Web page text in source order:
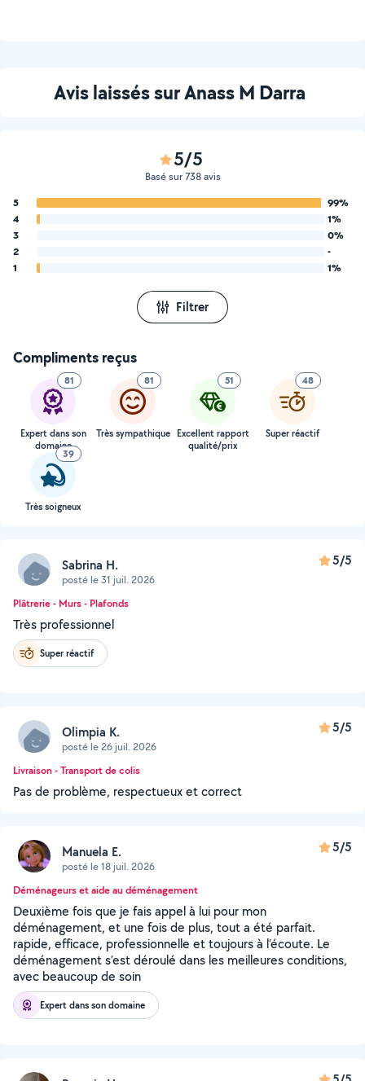
Avis laissés sur Anass M Darra
5/5
Basé sur 738 avis
5
99%
4
1%
3
0%
2
-
1
1%
Filtrer
Compliments reçus
81
Expert dans son
domaine
81
Très sympathique
51
Excellent rapport
qualité/prix
48
Super réactif
39
Très soigneux
Sabrina H.
posté le 31 juil. 2026
5/5
Plâtrerie - Murs - Plafonds
Très professionnel
Super réactif
Olimpia K.
posté le 26 juil. 2026
5/5
Livraison - Transport de colis
Pas de problème, respectueux et correct
Manuela E.
posté le 18 juil. 2026
5/5
Déménageurs et aide au déménagement
Deuxième fois que je fais appel à lui pour mon
déménagement, et une fois de plus, tout a été parfait.
rapide, efficace, professionnelle et toujours à l’écoute. Le
déménagement s’est déroulé dans les meilleures conditions,
avec beaucoup de soin
Expert dans son domaine